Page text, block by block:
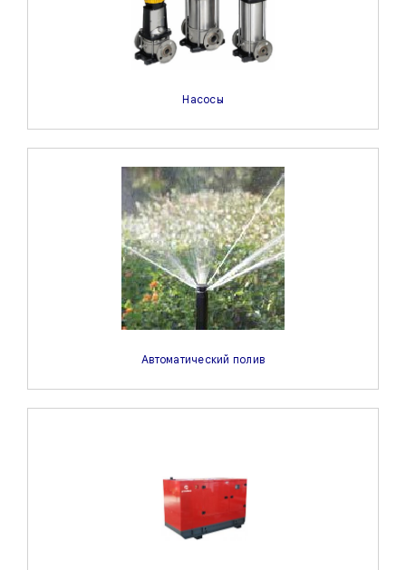
Насосы
Автоматический полив